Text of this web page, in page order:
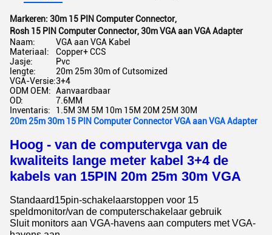
Markeren: 30m 15 PIN Computer Connector,
Rosh 15 PIN Computer Connector,30m VGA aan VGA Adapter
Naam:
VGA aan VGA Kabel
Materiaal:
Copper+ CCS
Jasje:
Pvc
lengte:
20m 25m 30m of Cutsomized
VGA-Versie:3+4
ODM OEM: Aanvaardbaar
OD:
7.6MM
Inventaris:
1.5M 3M 5M 10m 15M 20M 25M 30M
20m 25m 30m 15 PIN Computer Connector VGA aan VGA Adapter
Hoog - van de computervga van de
kwaliteits lange meter kabel 3+4 de
kabels van 15PIN 20m 25m 30m VGA
Standaard15pin-schakelaarstoppen voor 15
speldmonitor/van de computerschakelaar gebruik
Sluit monitors aan VGA-havens aan computers met VGA-